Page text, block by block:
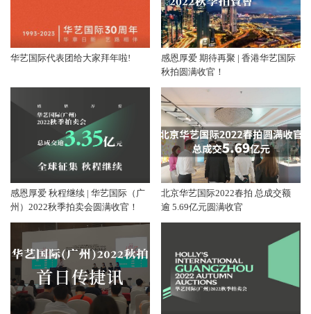
华艺国际代表团给大家拜年啦!
感恩厚爱 期待再聚 | 香港华艺国际
秋拍圆满收官！
感恩厚爱 秋程继续 | 华艺国际（广
州）2022秋季拍卖会圆满收官！
北京华艺国际2022春拍 总成交额
逾 5.69亿元圆满收官